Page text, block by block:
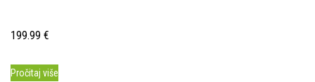
199.99 €
Pročitaj više